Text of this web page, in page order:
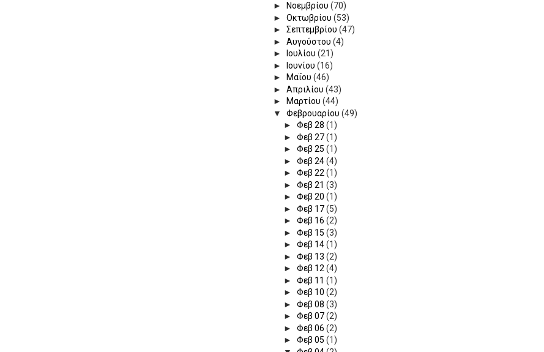
► Νοεμβρίου(70)
►Οκτωβρίου(53)
►Σεπτεμβρίου(47)
►Αυγούστου(4)
►
Ιουλίου(21)
►
Ιουνίου(16)
► Μαΐου(46)
►Απριλίου(43)
► Μαρτίου(44)
▼Φεβρουαρίου(49)
►Φεβ 28(1)
►Φεβ 27(1)
►Φεβ 25(1)
►Φεβ 24(4)
►Φεβ 22(1)
►Φεβ 21(3)
►Φεβ 20(1)
►Φεβ 17(5)
►Φεβ 16(2)
►Φεβ 15(3)
►Φεβ 14(1)
►Φεβ 13(2)
►Φεβ 12(4)
►Φεβ 11(1)
►Φεβ 10(2)
►Φεβ 08(3)
►Φεβ 07(2)
►Φεβ 06(2)
►Φεβ 05(1)